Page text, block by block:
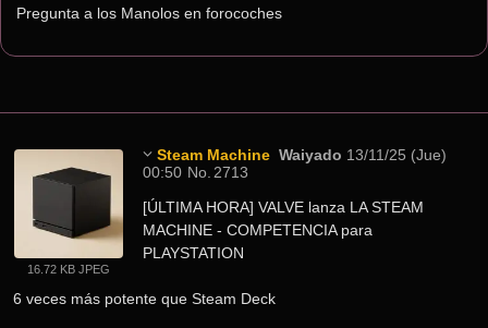
Pregunta a los Manolos en forocoches
16.72 KB JPEG
Steam Machine Waiyado 13/11/25 (Jue)
00:50 No. 2713
[ÚLTIMA HORA] VALVE lanza LA STEAM
MACHINE - COMPETENCIA para
PLAYSTATION
6 veces más potente que Steam Deck